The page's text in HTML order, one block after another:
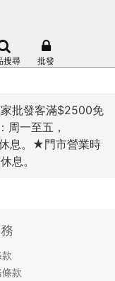
批發客滿$2500免
一至五，
息。★門市營業時
息。
搜尋 批發
款